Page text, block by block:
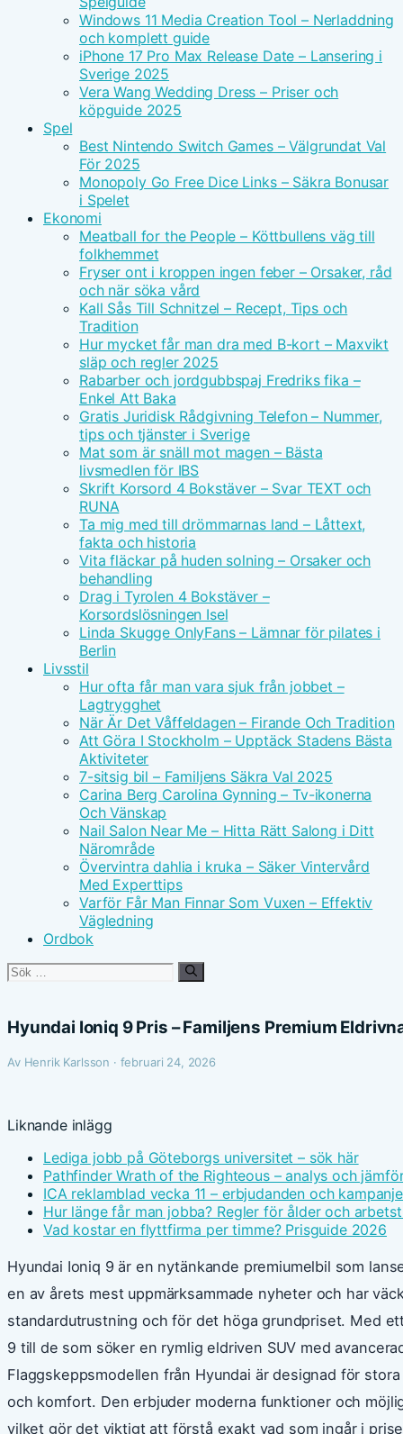
Windows 11 Media Creation Tool – Nerladdning
och komplett guide
iPhone 17 Pro Max Release Date – Lansering i
Sverige 2025
Vera Wang Wedding Dress – Priser och
köpguide 2025
Spel
Best Nintendo Switch Games – Välgrundat Val
För 2025
Monopoly Go Free Dice Links – Säkra Bonusar
i Spelet
Ekonomi
Meatball for the People – Köttbullens väg till
folkhemmet
Fryser ont i kroppen ingen feber – Orsaker, råd
och när söka vård
Kall Sås Till Schnitzel – Recept, Tips och
Tradition
Hur mycket får man dra med B-kort – Maxvikt
släp och regler 2025
Rabarber och jordgubbspaj Fredriks fika –
Enkel Att Baka
Gratis Juridisk Rådgivning Telefon – Nummer,
tips och tjänster i Sverige
Mat som är snäll mot magen – Bästa
livsmedlen för IBS
Skrift Korsord 4 Bokstäver – Svar TEXT och
RUNA
Ta mig med till drömmarnas land – Låttext,
fakta och historia
Vita fläckar på huden solning – Orsaker och
behandling
Drag i Tyrolen 4 Bokstäver –
Korsordslösningen Isel
Linda Skugge OnlyFans – Lämnar för pilates i
Berlin
Livsstil
Hur ofta får man vara sjuk från jobbet –
Lagtrygghet
När Är Det Våffeldagen – Firande Och Tradition
Att Göra I Stockholm – Upptäck Stadens Bästa
Aktiviteter
7-sitsig bil – Familjens Säkra Val 2025
Carina Berg Carolina Gynning – Tv-ikonerna
Och Vänskap
Nail Salon Near Me – Hitta Rätt Salong i Ditt
Närområde
Övervintra dahlia i kruka – Säker Vintervård
Med Experttips
Varför Får Man Finnar Som Vuxen – Effektiv
Vägledning
Ordbok
Sök
Hyundai Ioniq 9 Pris – Familjens Premium
Av Henrik Karlsson · februari 24, 2026
Liknande inlägg
Lediga jobb på Göteborgs universitet – sök här
Pathfinder Wrath of the Righteous – analys och
ICA reklamblad vecka 11 – erbjudanden och
Hur länge får man jobba? Regler för ålder och
Vad kostar en flyttfirma per timme? Prisguide 2026
Hyundai Ioniq 9 är en nytänkande premiumelbil som
en av årets mest uppmärksammade nyheter och har
standardutrustning och för det höga grundpriset. Med
9 till de som söker en rymlig eldriven SUV med
Flaggskeppsmodellen från Hyundai är designad för
och komfort. Den erbjuder moderna funktioner och
vilket gör det viktigt att förstå exakt vad som ingår i